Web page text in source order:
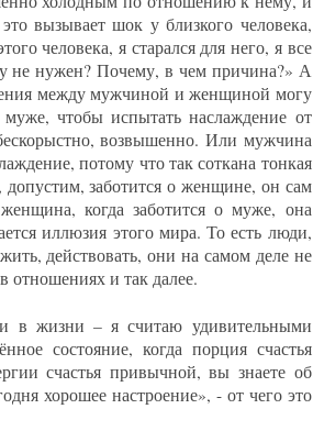
вызывает шок у близкого человека,
человека, я старался для него, я все
не нужен? Почему, в чем причина?» А
между мужчиной и женщиной могу
чтобы испытать наслаждение от
возвышенно. Или мужчина
потому что так соткана тонкая
заботится о женщине, он сам
когда заботится о муже, она
иллюзия этого мира. То есть люди,
действовать, они на самом деле не
отношениях и так далее.
в жизни – я считаю удивительными
состояние, когда порция счастья
счастья привычной, вы знаете об
хорошее настроение», - от чего это